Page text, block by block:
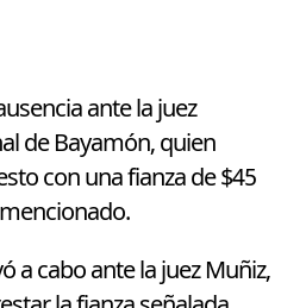
ante la juez
de Bayamón, quien
con una fianza de $45
a cabo ante la juez Muñiz,